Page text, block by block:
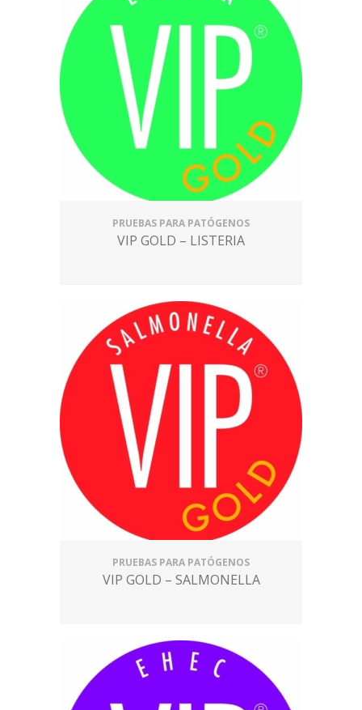
PRUEBAS PARA PATÓGENOS
VIP GOLD – LISTERIA
PRUEBAS PARA PATÓGENOS
VIP GOLD – SALMONELLA